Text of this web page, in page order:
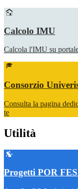
Calcolo IMU
Calcola l'IMU su
Consorzio
Consulta la pagina
te
Utilità
Progetti POR